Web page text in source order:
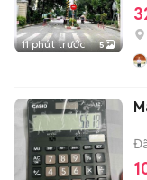
11 phút trước 5